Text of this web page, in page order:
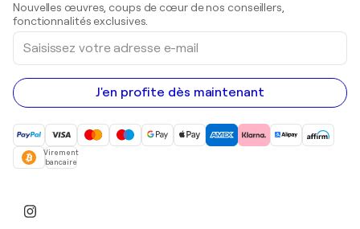
Peintures acryliques
Nouvelles œuvres, coups de cœur de nos conseillers,
fonctionnalités exclusives.
Saisissez
votre
adresse
e-
mail
J'en profite dès maintenant
Virement
bancaire